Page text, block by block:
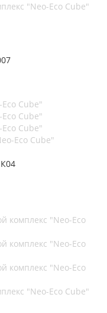
"Neo-Eco Cube"
Eco Cube"
"Neo-Eco Cube"